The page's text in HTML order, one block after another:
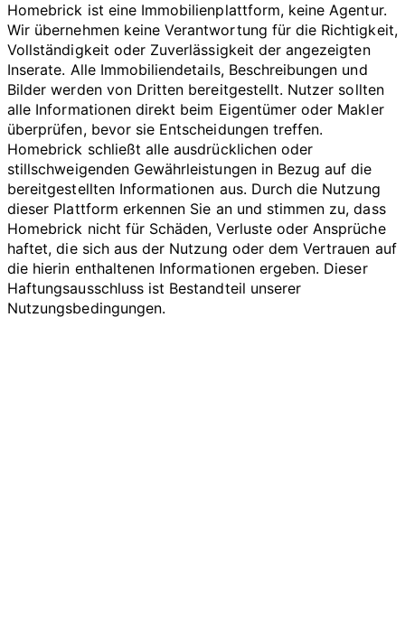
Homebrick ist eine Immobilienplattform, keine Agentur.
Wir übernehmen keine Verantwortung für die Richtigkeit,
Vollständigkeit oder Zuverlässigkeit der angezeigten
Inserate. Alle Immobiliendetails, Beschreibungen und
Bilder werden von Dritten bereitgestellt. Nutzer sollten
alle Informationen direkt beim Eigentümer oder Makler
überprüfen, bevor sie Entscheidungen treffen.
Homebrick schließt alle ausdrücklichen oder
stillschweigenden Gewährleistungen in Bezug auf die
bereitgestellten Informationen aus. Durch die Nutzung
dieser Plattform erkennen Sie an und stimmen zu, dass
Homebrick nicht für Schäden, Verluste oder Ansprüche
haftet, die sich aus der Nutzung oder dem Vertrauen auf
die hierin enthaltenen Informationen ergeben. Dieser
Haftungsausschluss ist Bestandteil unserer
Nutzungsbedingungen.